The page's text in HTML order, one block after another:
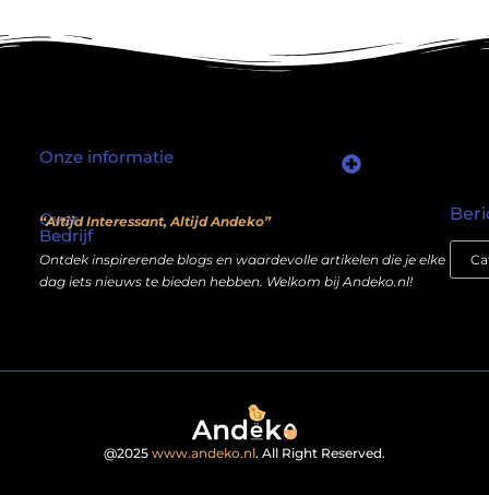
Over
Bedrijf
“Altijd Interessant, Altijd Andeko”
Ontdek inspirerende blogs en waardevolle artikelen die je elke
dag iets nieuws te bieden hebben. Welkom bij Andeko.nl!
Onze informatie
@2025 www.andeko.nl. All Right Reserved.